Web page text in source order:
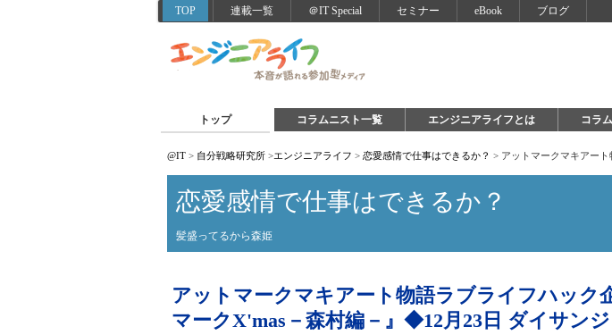
TOP 連載一覧 ＠IT Special セミナー eBook ブログ
トップ コラムニスト一覧 エンジニアライフとは コラ
@IT > 自分戦略研究所 >エンジニアライフ > 恋愛感情で仕事はできるか？ > アットマークマキアー
恋愛感情で仕事はできるか？
髪盛ってるから森姫
アットマークマキアート物語ラブライフハック
マークX'mas－森村編－』◆12月23日 ダイサン